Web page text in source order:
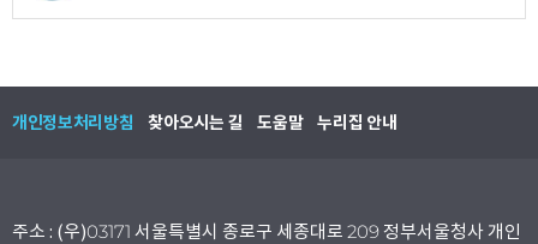
개인정보처리방침 찾아오시는 길 도움말 누리집 안내
주소 : (우)03171 서울특별시 종로구 세종대로 209 정부서울청사 개인